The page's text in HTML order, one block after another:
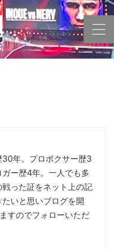
30年。プロボクサー歴3
ー歴4年。一人でも多
戦った証をネット上の記
いと思いブログを開
すのでフォローいただ